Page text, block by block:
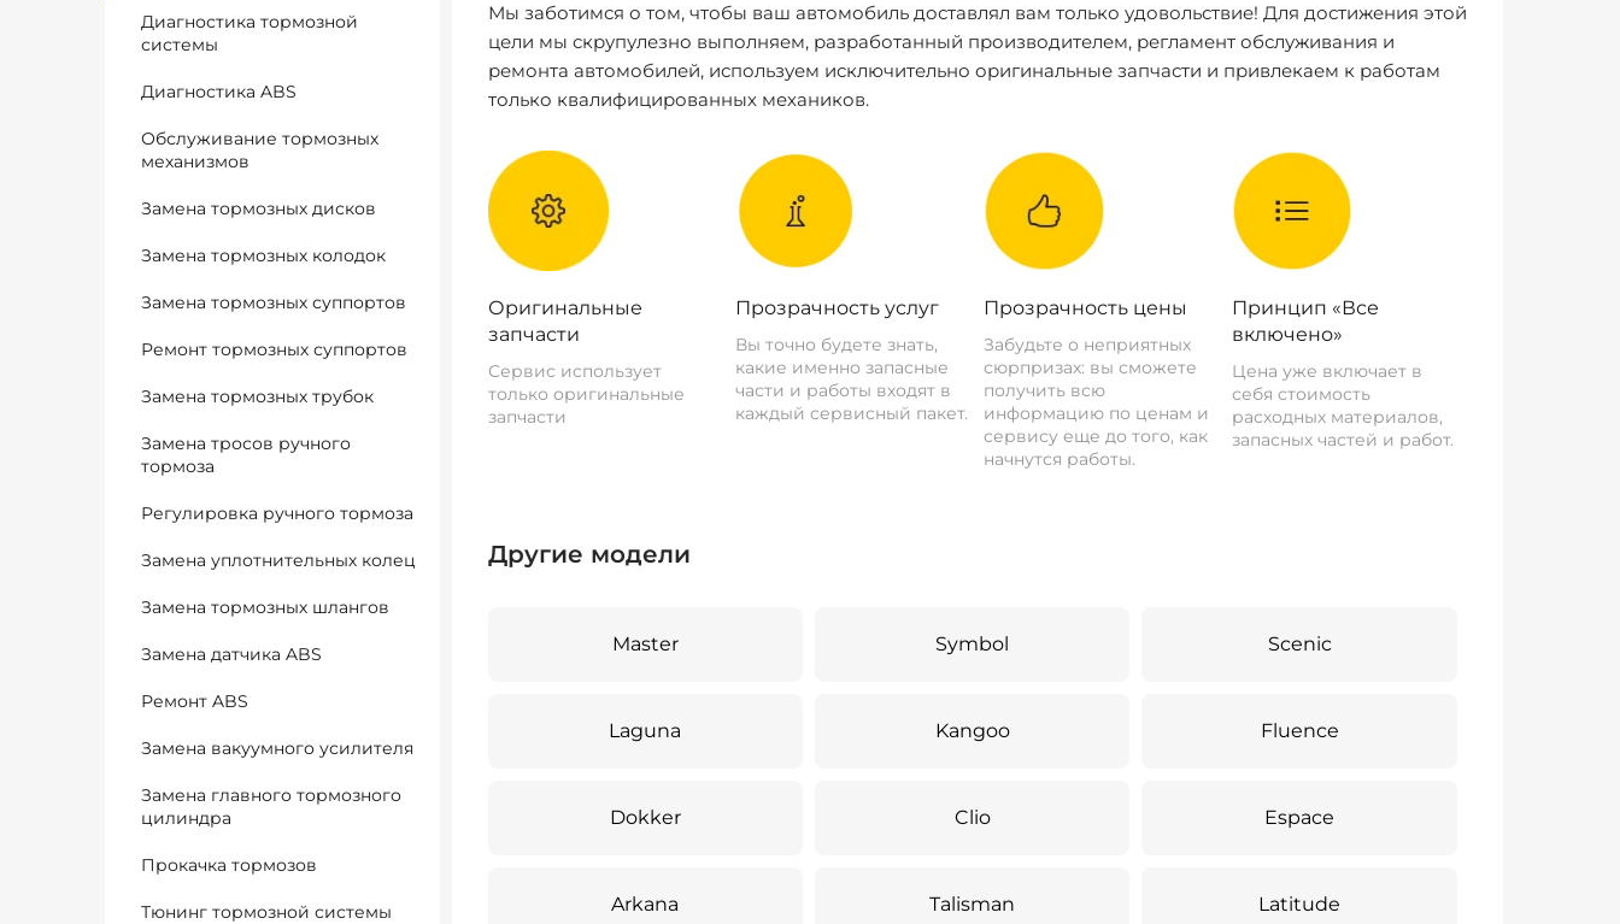
Диагностика тормозной
системы
Диагностика ABS
Обслуживание тормозных
механизмов
Замена тормозных дисков
Замена тормозных колодок
Замена тормозных суппортов
Ремонт тормозных суппортов
Замена тормозных трубок
Замена тросов ручного
тормоза
Регулировка ручного тормоза
Замена уплотнительных колец
Замена тормозных шлангов
Замена датчика ABS
Ремонт ABS
Замена вакуумного усилителя
Замена главного тормозного
цилиндра
Прокачка тормозов
Тюнинг тормозной системы
Мы заботимся о том, чтобы ваш автомобиль доставлял вам только удовольствие! Для достижения этой
цели мы скрупулезно выполняем, разработанный производителем, регламент обслуживания и
ремонта автомобилей, используем исключительно оригинальные запчасти и привлекаем к работам
только квалифицированных механиков.
Оригинальные
запчасти
Сервис использует
только оригинальные
запчасти
Прозрачность услуг
Вы точно будете знать,
какие именно запасные
части и работы входят в
каждый сервисный пакет.
Прозрачность цены
Забудьте о неприятных
сюрпризах: вы сможете
получить всю
информацию по ценам и
сервису еще до того, как
начнутся работы.
Принцип «Все
включено»
Цена уже включает в
себя стоимость
расходных материалов,
запасных частей и работ.
Другие модели
Master Symbol Scenic
Laguna Kangoo Fluence
Dokker Clio Espace
Arkana Talisman Latitude